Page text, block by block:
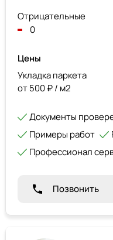
Отрицательные
0
Цены
Укладка паркета
от 500 ₽ / м2
Документы
Примеры работ
Профессионал
Позвонить